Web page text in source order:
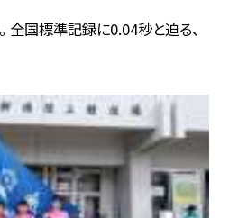
全国標準記録に0.04秒と迫る、